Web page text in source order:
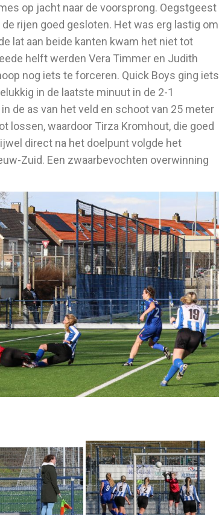
op jacht naar de voorsprong. Oegstgeest
rijen goed gesloten. Het was erg lastig om
lat aan beide kanten kwam het niet tot
helft werden Vera Timmer en Judith
nog iets te forceren. Quick Boys ging iets
in de laatste minuut in de 2-1
de as van het veld en schoot van 25 meter
lossen, waardoor Tirza Kromhout, die goed
direct na het doelpunt volgde het
Zuid. Een zwaarbevochten overwinning